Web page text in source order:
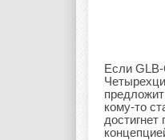
Если
кому-то